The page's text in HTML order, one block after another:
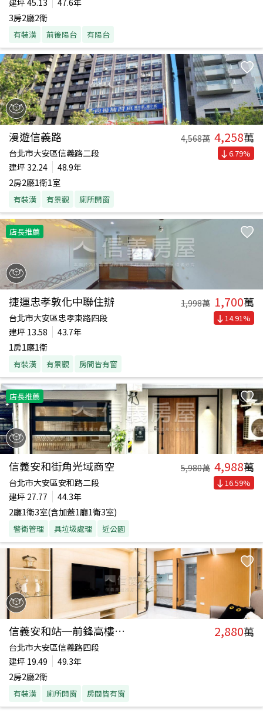
建坪 45.13
47.6年
3房2廳2衛
有裝潢 前後陽台 有陽台
漫遊信義路 4,568萬 4,258萬
台北市大安區信義路二段
建坪 32.24
48.9年
2房2廳1衛1室
有裝潢 有景觀 廁所開窗
6.79%
店長推薦
捷運忠孝敦化中聯住辦 1,998萬 1,700萬
台北市大安區忠孝東路四段
建坪 13.58
43.7年
1房1廳1衛
有裝潢 有景觀 房間皆有窗
14.91%
店長推薦
信義安和街角光域商空 5,980萬 4,988萬
台北市大安區安和路二段
建坪 27.77
44.3年
2廳1衛3室(含加蓋1廳1衛3室)
警衛管理 具垃圾處理 近公園
16.59%
信義安和站─前鋒高樓景觀 2,880萬
台北市大安區信義路四段
建坪 19.49
49.3年
2房2廳2衛
有裝潢 廁所開窗 房間皆有窗